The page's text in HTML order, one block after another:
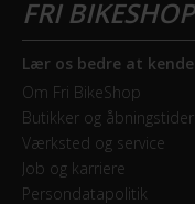
Lær os bedre at kende
Om Fri BikeShop
Butikker og åbningstider
Værksted og service
Job og karriere
Persondatapolitik